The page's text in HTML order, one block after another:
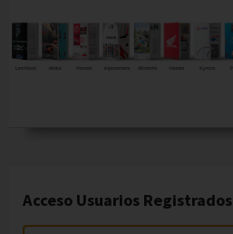
Cesión de datos
Acceso Usuarios Registrados